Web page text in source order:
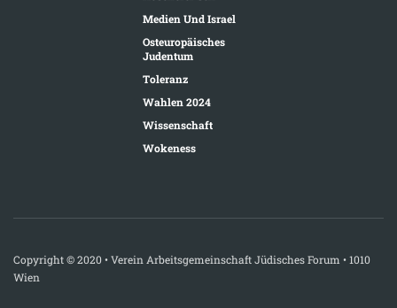
Medien Und Israel
Osteuropäisches
Judentum
Toleranz
Wahlen 2024
Wissenschaft
Wokeness
Copyright © 2020 • Verein Arbeitsgemeinschaft Jüdisches Forum • 1010
Wien